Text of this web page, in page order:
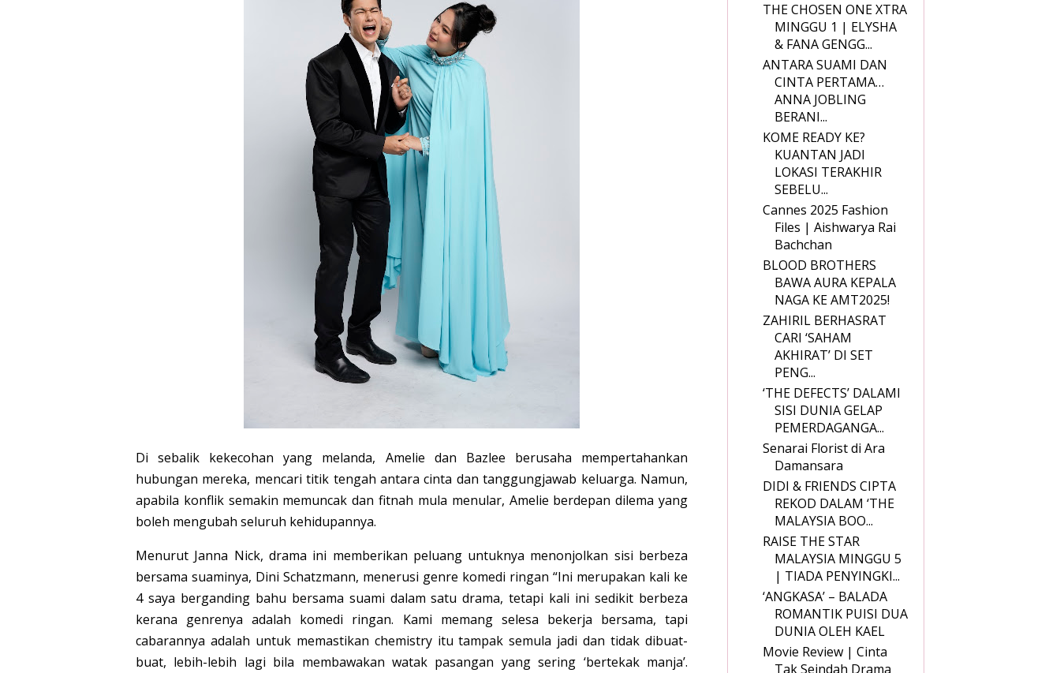
Di sebalik kekecohan yang melanda, Amelie dan Bazlee berusaha mempertahankan
hubungan mereka, mencari titik tengah antara cinta dan tanggungjawab keluarga. Namun,
apabila konflik semakin memuncak dan fitnah mula menular, Amelie berdepan dilema yang
boleh mengubah seluruh kehidupannya.
Menurut Janna Nick, drama ini memberikan peluang untuknya menonjolkan sisi berbeza
bersama suaminya, Dini Schatzmann, menerusi genre komedi ringan “Ini merupakan kali ke
4 saya berganding bahu bersama suami dalam satu drama, tetapi kali ini sedikit berbeza
kerana genrenya adalah komedi ringan. Kami memang selesa bekerja bersama, tapi
cabarannya adalah untuk memastikan chemistry itu tampak semula jadi dan tidak dibuat-
buat, lebih-lebih lagi bila membawakan watak pasangan yang sering ‘bertekak manja’.
THE CHOSEN ONE XTRA
MINGGU 1 | ELYSHA
& FANA GENGG...
ANTARA SUAMI DAN
CINTA PERTAMA…
ANNA JOBLING
BERANI...
KOME READY KE?
KUANTAN JADI
LOKASI TERAKHIR
SEBELU...
Cannes 2025 Fashion
Files | Aishwarya Rai
Bachchan
BLOOD BROTHERS
BAWA AURA KEPALA
NAGA KE AMT2025!
ZAHIRIL BERHASRAT
CARI ‘SAHAM
AKHIRAT’ DI SET
PENG...
‘THE DEFECTS’ DALAMI
SISI DUNIA GELAP
PEMERDAGANGA...
Senarai Florist di Ara
Damansara
DIDI & FRIENDS CIPTA
REKOD DALAM ‘THE
MALAYSIA BOO...
RAISE THE STAR
MALAYSIA MINGGU 5
| TIADA PENYINGKI...
‘ANGKASA’ – BALADA
ROMANTIK PUISI DUA
DUNIA OLEH KAEL
Movie Review | Cinta
Tak Seindah Drama